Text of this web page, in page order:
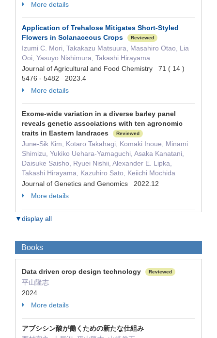
More details
Application of Trehalose Mitigates Short-Styled
Flowers in Solanaceous Crops
Reviewed
Izumi C. Mori, Takakazu Matsuura, Masahiro Otao, Lia
Ooi, Yasuyo Nishimura, Takashi Hirayama
Journal of Agricultural and Food Chemistry 71 ( 14 )
5476 - 5482 2023.4
More details
Exome-wide variation in a diverse barley panel
reveals genetic associations with ten agronomic
traits in Eastern landraces
Reviewed
June-Sik Kim, Kotaro Takahagi, Komaki Inoue, Minami
Shimizu, Yukiko Uehara-Yamaguchi, Asaka Kanatani,
Daisuke Saisho, Ryuei Nishii, Alexander E. Lipka,
Takashi Hirayama, Kazuhiro Sato, Keiichi Mochida
Journal of Genetics and Genomics 2022.12
More details
▼display all
Books
Data driven crop design technology Reviewed
平山隆志
2024
More details
アブシシン酸が働くための新たな仕組み